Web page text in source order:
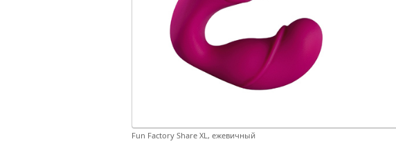
Fun Factory Share XL, ежевичный